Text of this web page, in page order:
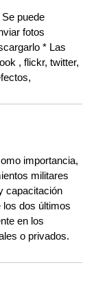
puede
fotos
* Las
, flickr, twitter,
importancia,
militares
capacitación
los dos últimos
en los
o privados.